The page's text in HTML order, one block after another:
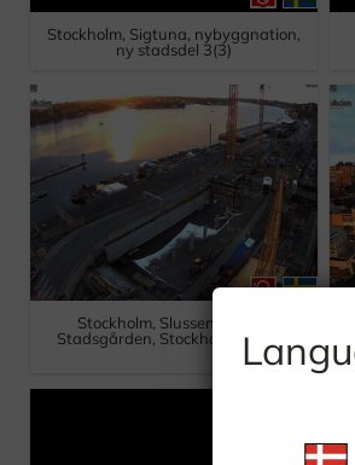
Stockholm, Sigtuna, nybyggnation,
ny stadsdel 3(3)
Stockholm, Slussen, vy mot
Stadsgården, Stockholms inlopp